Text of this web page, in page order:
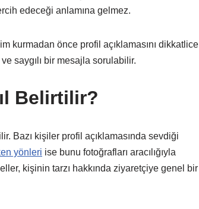
edeceği anlamına gelmez.
kurmadan önce profil açıklamasını dikkatlice
saygılı bir mesajla sorulabilir.
Belirtilir?
Bazı kişiler profil açıklamasında sevdiği
yönleri ise bunu fotoğrafları aracılığıyla
kişinin tarzı hakkında ziyaretçiye genel bir